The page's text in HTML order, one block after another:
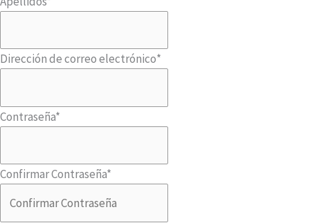
Dirección de correo electrónico*
Contraseña*
Confirmar Contraseña*